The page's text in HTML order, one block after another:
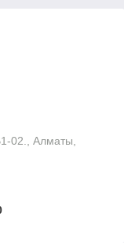
02., Алматы,